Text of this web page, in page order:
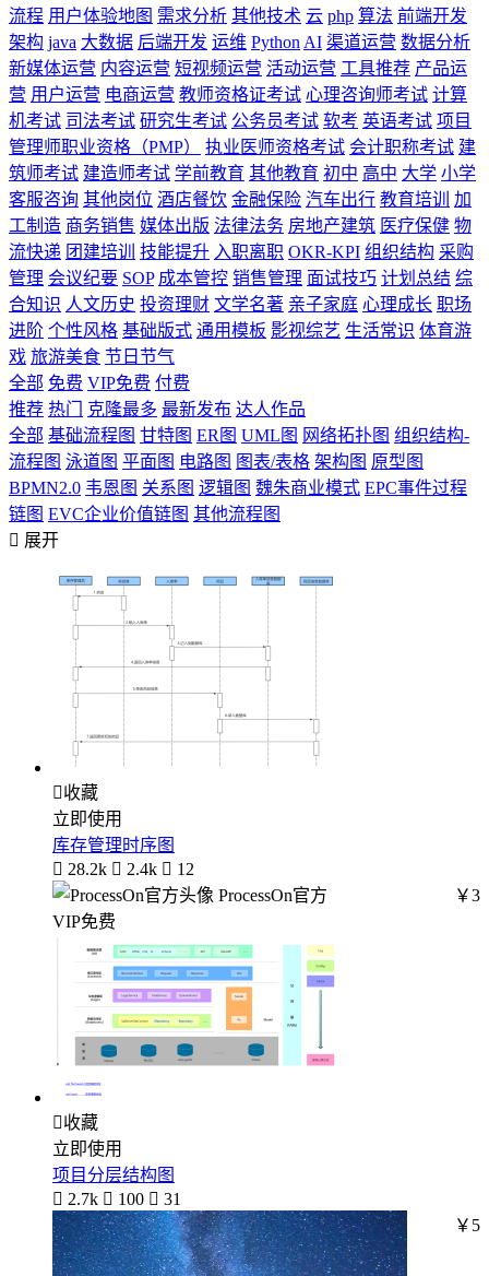
流程 用户体验地图 需求分析 其他技术 云 php 算法 前端开发
架构 java 大数据 后端开发 运维 Python AI 渠道运营 数据分析
新媒体运营 内容运营 短视频运营 活动运营 工具推荐 产品运
营 用户运营 电商运营 教师资格证考试 心理咨询师考试 计算
机考试 司法考试 研究生考试 公务员考试 软考 英语考试 项目
管理师职业资格（PMP）
执业医师资格考试 会计职称考试 建
筑师考试 建造师考试 学前教育 其他教育 初中 高中 大学 小学
客服咨询 其他岗位 酒店餐饮 金融保险 汽车出行 教育培训
加
工制造 商务销售 媒体出版 法律法务 房地产建筑 医疗保健 物
流快递 团建培训 技能提升 入职离职 OKR-KPI 组织结构 采购
管理 会议纪要 SOP 成本管控 销售管理 面试技巧 计划总结 综
合知识 人文历史 投资理财 文学名著 亲子家庭 心理成长 职场
进阶 个性风格 基础版式 通用模板 影视综艺 生活常识 体育游
戏 旅游美食 节日节气
全部 免费 VIP免费 付费
推荐 热门 克隆最多 最新发布 达人作品
全部 基础流程图 甘特图 ER图 UML图 网络拓扑图 组织结构-
流程图 泳道图 平面图 电路图 图表/表格 架构图 原型图
BPMN2.0 韦恩图 关系图 逻辑图 魏朱商业模式 EPC事件过程
链图 EVC企业价值链图 其他流程图
 展开
收藏
立即使用
库存管理时序图
 28.2k  2.4k  12
ProcessOn官方
￥3
VIP免费
收藏
立即使用
项目分层结构图
 2.7k  100  31
￥5